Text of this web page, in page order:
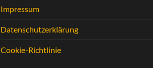
Impressum
Datenschutzerklärung
Cookie-Richtlinie